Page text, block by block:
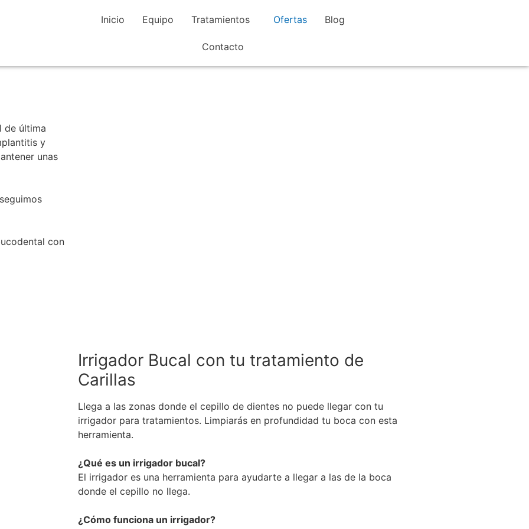
Inicio Equipo Tratamientos Ofertas Blog
Contacto
de última
y
unas
con
Irrigador Bucal con tu tratamiento de
Carillas
Llega a las zonas donde el cepillo de dientes no puede llegar con tu
irrigador para tratamientos. Limpiarás en profundidad tu boca con esta
herramienta.
¿Qué es un irrigador bucal?
El irrigador es una herramienta para ayudarte a llegar a las de la boca
donde el cepillo no llega.
¿Cómo funciona un irrigador?